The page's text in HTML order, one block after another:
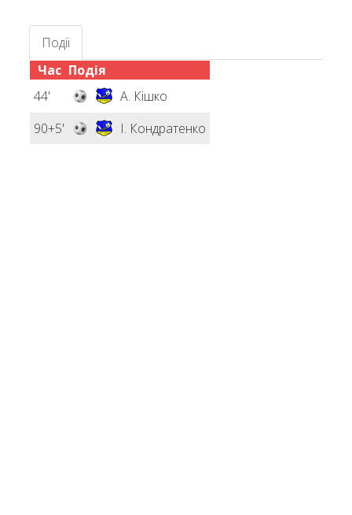
Події
Час Подія
44'
А. Кішко
90+5'
І. Кондратенко